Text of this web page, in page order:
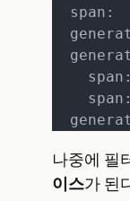
나중에 필
이스가 된